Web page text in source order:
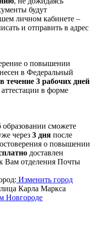
будут
личном кабинете –
и отправить в адрес
о повышении
в Федеральный
в течение 3 рабочих дней
в форме
образовании сможете
через 3 дня после
о повышении
доставлен
Вам отделения Почты
Изменить город
Карла Маркса
Новгороде